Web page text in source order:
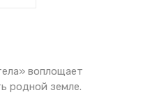
воплощает
родной земле.